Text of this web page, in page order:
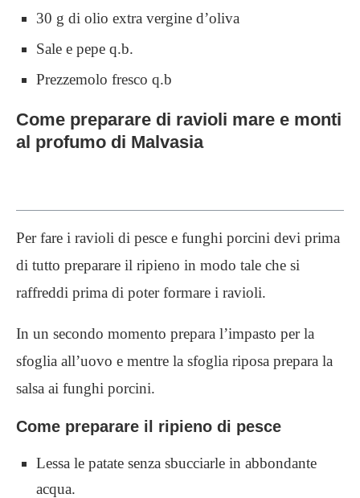
30 g di olio extra vergine d’oliva
Sale e pepe q.b.
Prezzemolo fresco q.b
Come preparare di ravioli mare e monti
al profumo di Malvasia
Per fare i ravioli di pesce e funghi porcini devi prima
di tutto preparare il ripieno in modo tale che si
raffreddi prima di poter formare i ravioli.
In un secondo momento prepara l’impasto per la
sfoglia all’uovo e mentre la sfoglia riposa prepara la
salsa ai funghi porcini.
Come preparare il ripieno di pesce
Lessa le patate senza sbucciarle in abbondante
acqua.